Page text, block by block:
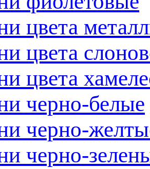
цвета
цвета
цвета
черно-белые
черно-
черно-